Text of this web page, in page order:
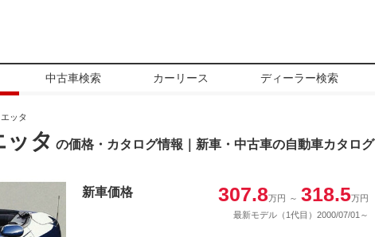
中古車検索 カーリース ディーラー検索
ッタ
ッタ の価格・カタログ情報｜新車・中古車の自動車カタログ
新車価格 307.8万円 ～ 318.5万円
最新モデル（1代目）2000/07/01～